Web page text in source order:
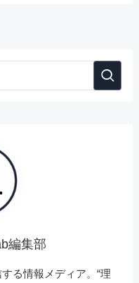
編集部
る情報メディア。“理